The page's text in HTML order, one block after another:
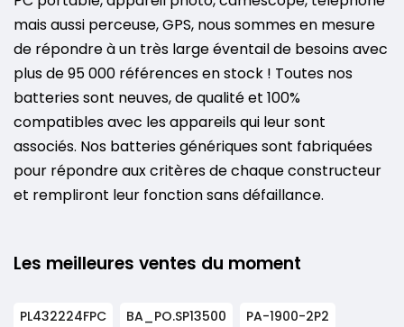
mais aussi perceuse, GPS, nous sommes en mesure
de répondre à un très large éventail de besoins avec
plus de 95 000 références en stock ! Toutes nos
batteries sont neuves, de qualité et 100%
compatibles avec les appareils qui leur sont
associés. Nos batteries génériques sont fabriquées
pour répondre aux critères de chaque constructeur
et rempliront leur fonction sans défaillance.
Les meilleures ventes du moment
PL432224FPC BA_PO.SP13500
PA-1900-2P2